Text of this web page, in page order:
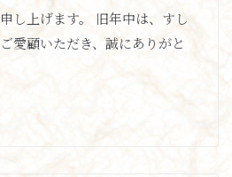
し上げます。 旧年中は、すし
愛顧いただき、誠にありがと